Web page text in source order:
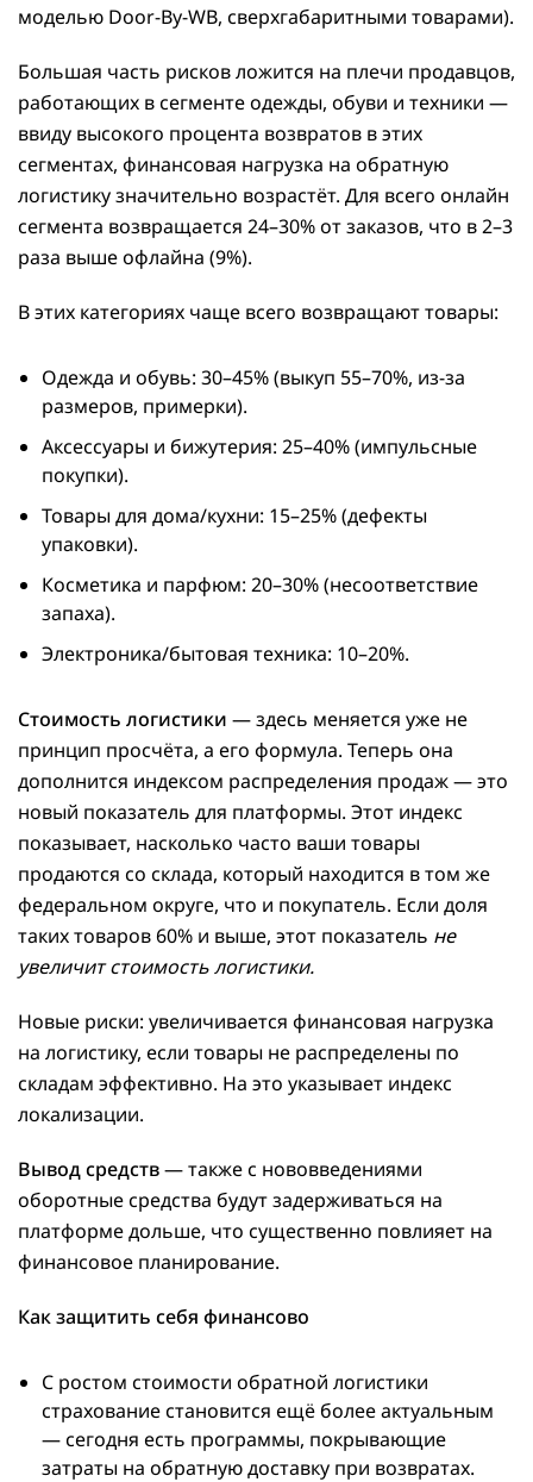
моделью Door-By-WB, сверхгабаритными товарами).
Большая часть рисков ложится на плечи продавцов,
работающих в сегменте одежды, обуви и техники —
ввиду высокого процента возвратов в этих
сегментах, финансовая нагрузка на обратную
логистику значительно возрастёт. Для всего онлайн
сегмента возвращается 24–30% от заказов, что в 2–3
раза выше офлайна (9%).
В этих категориях чаще всего возвращают товары:
Одежда и обувь: 30–45% (выкуп 55–70%, из-за
размеров, примерки).
Аксессуары и бижутерия: 25–40% (импульсные
покупки).
Товары для дома/кухни: 15–25% (дефекты
упаковки).
Косметика и парфюм: 20–30% (несоответствие
запаха).
Электроника/бытовая техника: 10–20%.
Стоимость логистики — здесь меняется уже не
принцип просчёта, а его формула. Теперь она
дополнится индексом распределения продаж — это
новый показатель для платформы. Этот индекс
показывает, насколько часто ваши товары
продаются со склада, который находится в том же
федеральном округе, что и покупатель. Если доля
таких товаров 60% и выше, этот показатель не
увеличит стоимость логистики.
Новые риски: увеличивается финансовая нагрузка
на логистику, если товары не распределены по
складам эффективно. На это указывает индекс
локализации.
Вывод средств— также с нововведениями
оборотные средства будут задерживаться на
платформе дольше, что существенно повлияет на
финансовое планирование.
Как защитить себя финансово
С ростом стоимости обратной логистики
страхование становится ещё более актуальным
— сегодня есть программы, покрывающие
затраты на обратную доставку при возвратах.